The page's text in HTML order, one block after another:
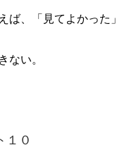
、「見てよかった
い。
１０